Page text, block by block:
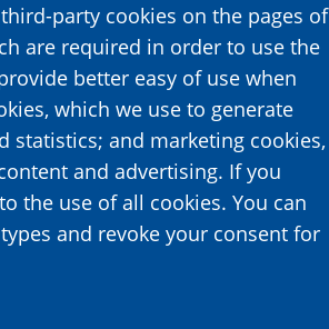
party cookies on the pages of
are required in order to use the
better easy of use when
which we use to generate
statistics; and marketing cookies,
and advertising. If you
the use of all cookies. You can
and revoke your consent for
Image